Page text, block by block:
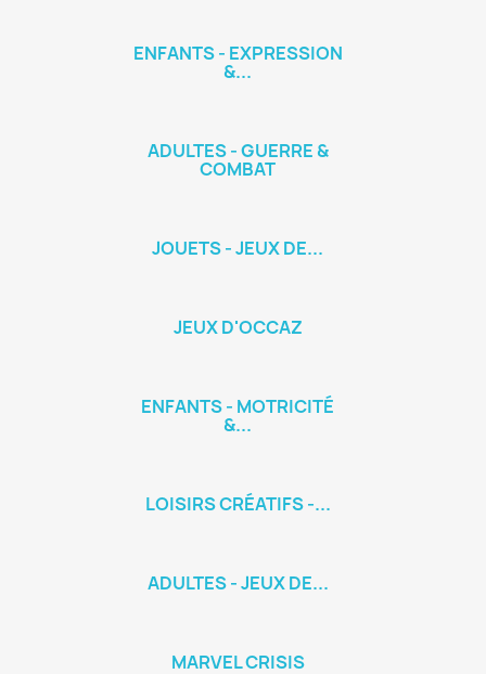
ENFANTS - EXPRESSION
&...
ADULTES - GUERRE &
COMBAT
JOUETS - JEUX DE...
JEUX D'OCCAZ
ENFANTS - MOTRICITÉ
&...
LOISIRS CRÉATIFS -...
ADULTES - JEUX DE...
MARVEL CRISIS